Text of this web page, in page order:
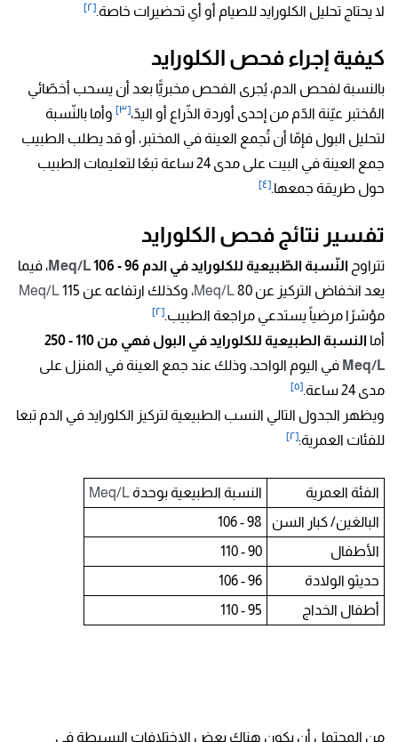
لا يحتاج تحليل الكلورايد للصيام أو أي تحضيرات خاصة.[٢]
كيفية إجراء فحص الكلورايد
بالنسبة لفحص الدم، يُجرى الفحص مخبريًّا بعد أن يسحب أخصّائي
المُختبر عيّنة الدّم من إحدى أوردة الذّراع أو اليدّ،[٣]
وأما بالنّسبة
لتحليل البول فإمّا أن تُجمع العينة في المختبر، أو قد يطلب الطبيب
جمع العينة في البيت على مدى 24 ساعة تبعًا لتعليمات الطبيب
حول طريقة جمعها.[٤]
تفسير نتائج فحص الكلورايد
تتراوح النّسبة الطّبيعية للكلورايد في الدم 96 - 106 Meq/L، فيما
يعد انخفاض التركيز عن 80
Meq/L، وكذلك ارتفاعه عن 115
Meq/L
مؤشرًا مرضياً يستدعي مراجعة الطبيب.[٢]
أما النسبة الطبيعية للكلورايد في البول فهي من 110 - 250
Meq/L في اليوم الواحد، وذلك عند جمع العينة في المنزل على
مدى 24 ساعة.
[٥]
ويظهر الجدول التالي النسب الطبيعية لتركيز الكلورايد في الدم تبعا
للفئات العمرية:[٢]
الفئة العمرية النسبة الطبيعية بوحدةMeq/L
البالغين/ كبار السن
98 - 106
الأطفال
90 - 110
حديثو الولادة
96 - 106
أطفال الخداج
95 - 110
من المحتمل أن يكون هناك بعض الاختلافات البسيطة في